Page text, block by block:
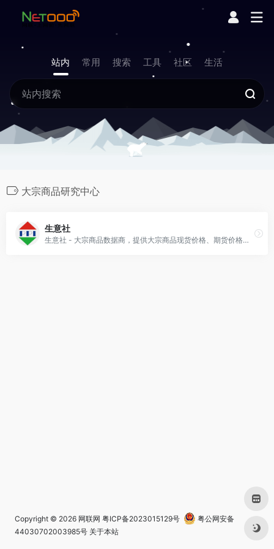
站内 常用 搜索 工具 社区 生活
大宗商品研究中心
生意社
生意社 - 大宗商品数据商，提供大宗商品现货价格、期货价格、大宗商品行情资讯及大宗商品动态、分析、研究等服务平台
Copyright © 2026 网联网 粤ICP备2023015129号
粤公网安备
44030702003985号 关于本站